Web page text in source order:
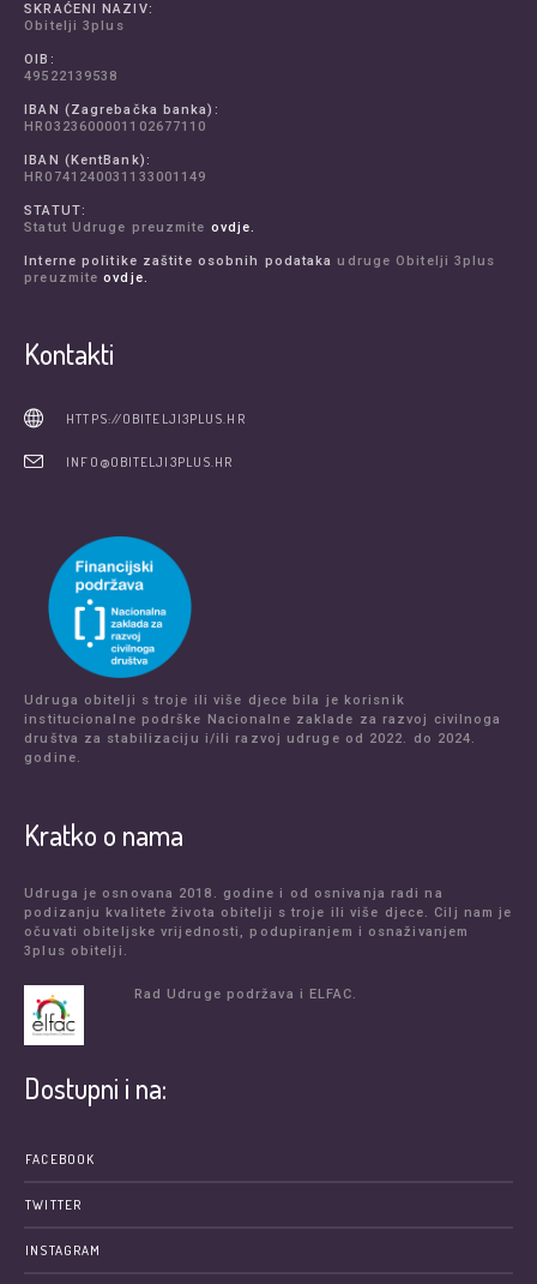
SKRAĆENI NAZIV:
Obitelji 3plus
OIB:
49522139538
IBAN (Zagrebačka banka):
HR0323600001102677110
IBAN (KentBank):
HR0741240031133001149
STATUT:
Statut Udruge preuzmite ovdje.
Interne politike zaštite osobnih podataka udruge Obitelji 3plus
preuzmiteovdje.
Kontakti
HTTPS://OBITELJI3PLUS.HR
INFO@OBITELJI3PLUS.HR
Udruga obitelji s troje ili više djece bila je korisnik
institucionalne podrške Nacionalne zaklade za razvoj civilnoga
društva za stabilizaciju i/ili razvoj udruge od 2022. do 2024.
godine.
Kratko o nama
Udruga je osnovana 2018. godine i od osnivanja radi na
podizanju kvalitete života obitelji s troje ili više djece. Cilj nam je
očuvati obiteljske vrijednosti, podupiranjem i osnaživanjem
3plus obitelji.
Rad Udruge podržava i ELFAC.
Dostupni i na:
FACEBOOK
TWITTER
INSTAGRAM